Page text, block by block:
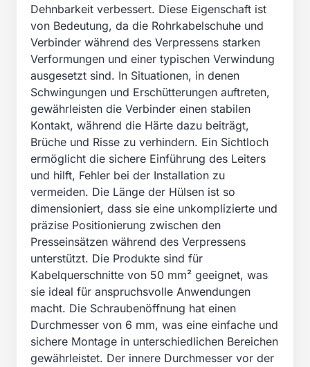
Dehnbarkeit verbessert. Diese Eigenschaft ist
von Bedeutung, da die Rohrkabelschuhe und
Verbinder während des Verpressens starken
Verformungen und einer typischen Verwindung
ausgesetzt sind. In Situationen, in denen
Schwingungen und Erschütterungen auftreten,
gewährleisten die Verbinder einen stabilen
Kontakt, während die Härte dazu beiträgt,
Brüche und Risse zu verhindern. Ein Sichtloch
ermöglicht die sichere Einführung des Leiters
und hilft, Fehler bei der Installation zu
vermeiden. Die Länge der Hülsen ist so
dimensioniert, dass sie eine unkomplizierte und
präzise Positionierung zwischen den
Presseinsätzen während des Verpressens
unterstützt. Die Produkte sind für
Kabelquerschnitte von 50 mm² geeignet, was
sie ideal für anspruchsvolle Anwendungen
macht. Die Schraubenöffnung hat einen
Durchmesser von 6 mm, was eine einfache und
sichere Montage in unterschiedlichen Bereichen
gewährleistet. Der innere Durchmesser vor der